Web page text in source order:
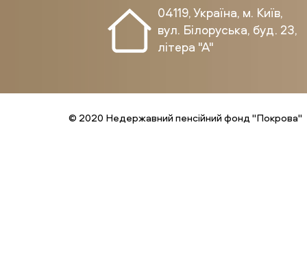
04119, Україна, м. Київ,
вул. Білоруська, буд. 23,
літера "А"
© 2020 Недержавний пенсійний фонд "Покрова"